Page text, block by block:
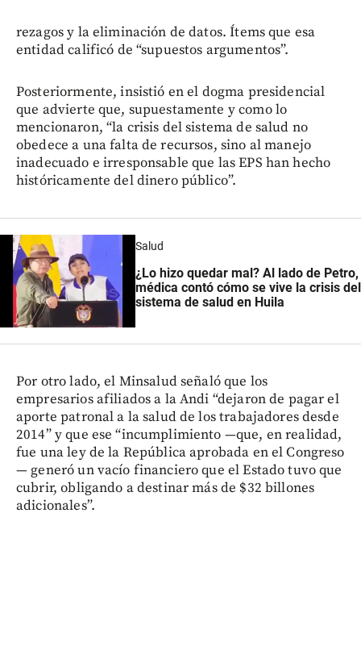
rezagos y la eliminación de datos. Ítems que esa
entidad calificó de “supuestos argumentos”.
Posteriormente, insistió en el dogma presidencial
que advierte que, supuestamente y como lo
mencionaron, “la crisis del sistema de salud no
obedece a una falta de recursos, sino al manejo
inadecuado e irresponsable que las EPS han hecho
históricamente del dinero público”.
Salud
¿Lo hizo quedar mal? Al lado de Petro,
médica contó cómo se vive la crisis del
sistema de salud en Huila
Por otro lado, el Minsalud señaló que los
empresarios afiliados a la Andi “dejaron de pagar el
aporte patronal a la salud de los trabajadores desde
2014” y que ese “incumplimiento —que, en realidad,
fue una ley de la República aprobada en el Congreso
— generó un vacío financiero que el Estado tuvo que
cubrir, obligando a destinar más de $32 billones
adicionales”.